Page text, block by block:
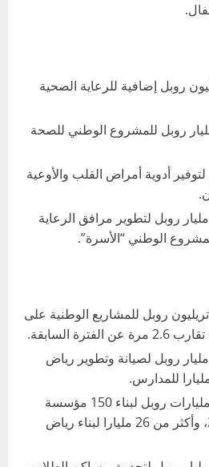
روبل إضافية للرعاية الصحية
أكثر من 900 مليار روبل للمشروع الوطني للصحة
أدوية أمراض القلب والأوعية
تخصيص أكثر من 94 مليار روبل لتطوير مرافق الرعاية
الوطني “الأسرة”.
تخصيص أكثر من 41 تريليون روبل للمشاريع الوطنية على
السابقة.
تخصيص أكثر من 50 مليار روبل لصيانة وتطوير رياض
تخصيص حوالي 110 مليارات روبل لبناء 150 مؤسسة
تعليمية جديدة حتى 2030، وأكثر من 26 مليارا لبناء رياض